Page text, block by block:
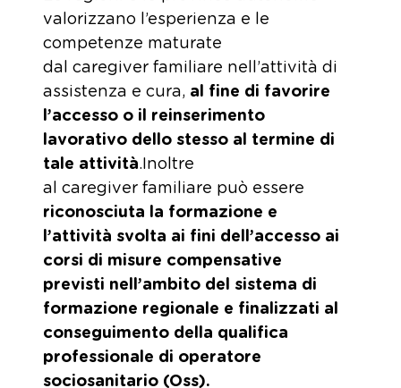
valorizzano l’esperienza e le
competenze maturate
dal caregiver familiare nell’attività di
assistenza e cura, al fine di favorire
l’accesso o il reinserimento
lavorativo dello stesso al termine di
tale attività.Inoltre
al caregiver familiare può essere
riconosciuta la formazione e
l’attività svolta ai fini dell’accesso ai
corsi di misure compensative
previsti nell’ambito del sistema di
formazione regionale e finalizzati al
conseguimento della qualifica
professionale di operatore
sociosanitario (Oss).